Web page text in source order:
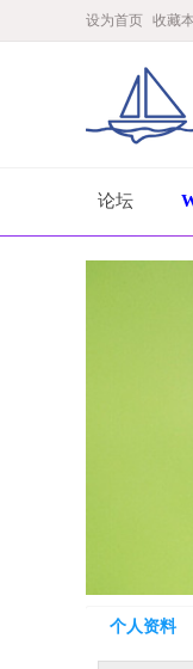
设为首页 收藏
论坛
个人资料